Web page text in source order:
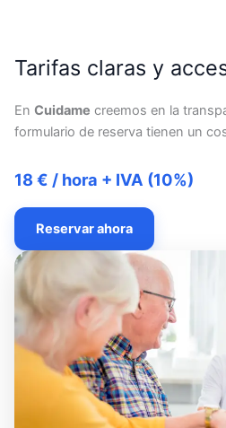
Tarifas claras y
En Cuidame creemos en la
formulario de reserva tienen un
18 € / hora + IVA (10%)
Reservar ahora